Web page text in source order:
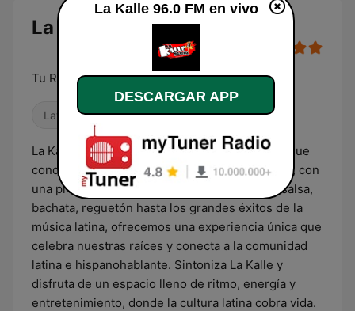
La Kalle 96.0 FM en directo
Tu Ritmo
Latino
La Kalle 96.0 FM es la estación de radio latina que
conquista los corazones de Santander, España, con
una programación vibrante y variada. Desde salsa,
bachata, reguetón hasta los grandes éxitos de la
música latina, ofrecemos una experiencia única que
celebra nuestras raíces y conecta a la comunidad
latina e hispanohablante. Sintoniza La Kalle y
disfruta de un espacio lleno de ritmo, energía y
entretenimiento, donde la cultura latina cobra vida.
La Kalle 96.0 FM en vivo
DESCARGAR APP